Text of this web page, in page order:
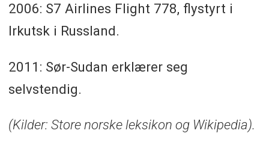
2006: S7 Airlines Flight 778, flystyrt i
Irkutsk i Russland.
2011: Sør-Sudan erklærer seg
selvstendig.
(Kilder: Store norske leksikon og Wikipedia).